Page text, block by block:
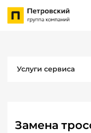
Услуги сервиса
Замена